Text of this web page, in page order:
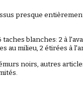
presque
taches blanches: 2 à
au milieu, 2étirées à
noirs, autres